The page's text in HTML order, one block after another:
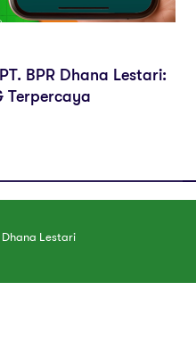
BPR Dhana Lestari:
Terpercaya
Dhana Lestari